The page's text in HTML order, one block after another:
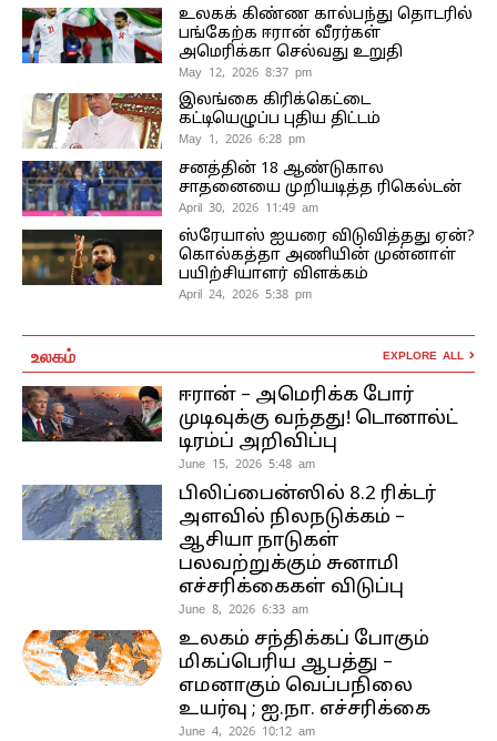
உலகக் கிண்ண கால்பந்து தொடரில்
பங்கேற்க ஈரான் வீரர்கள்
அமெரிக்கா செல்வது உறுதி
May 12, 2026 8:37 pm
இலங்கை கிரிக்கெட்டை
கட்டியெழுப்ப புதிய திட்டம்
May 1, 2026 6:28 pm
சனத்தின் 18 ஆண்டுகால
சாதனையை முறியடித்த ரிகெல்டன்
April 30, 2026 11:49 am
ஸ்ரேயாஸ் ஐயரை விடுவித்தது ஏன்?
கொல்கத்தா அணியின் முன்னாள்
பயிற்சியாளர் விளக்கம்
April 24, 2026 5:38 pm
உலகம் EXPLORE ALL
ஈரான் – அமெரிக்க போர்
முடிவுக்கு வந்தது! டொனால்ட்
டிரம்ப் அறிவிப்பு
June 15, 2026 5:48 am
பிலிப்பைன்ஸில் 8.2 ரிக்டர்
அளவில் நிலநடுக்கம் –
ஆசியா நாடுகள்
பலவற்றுக்கும் சுனாமி
எச்சரிக்கைகள் விடுப்பு
June 8, 2026 6:33 am
உலகம் சந்திக்கப் போகும்
மிகப்பெரிய ஆபத்து –
எமனாகும் வெப்பநிலை
உயர்வு ; ஐ.நா. எச்சரிக்கை
June 4, 2026 10:12 am